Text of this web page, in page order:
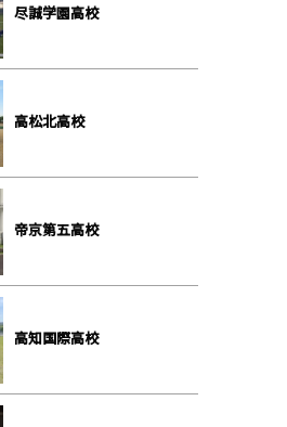
尽誠学園高校
高松北高校
帝京第五高校
高知国際高校